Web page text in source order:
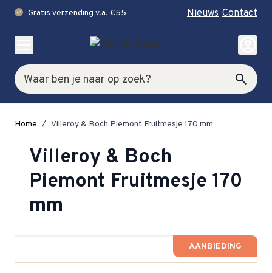
check Gratis verzending v.a. €55 Nieuws Contact
Zoek search
account_circle
Home / Villeroy & Boch Piemont Fruitmesje 170 mm
Villeroy & Boch
Piemont Fruitmesje 170
mm
AANBIEDING